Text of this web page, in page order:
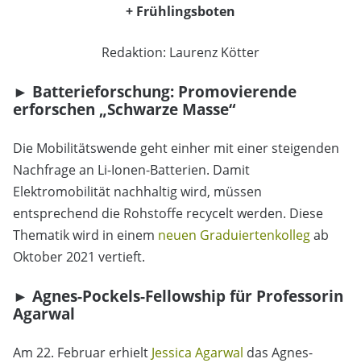
+ Frühlingsboten
Redaktion: Laurenz Kötter
► Batterieforschung: Promovierende
erforschen „Schwarze Masse“
Die Mobilitätswende geht einher mit einer steigenden
Nachfrage an Li-Ionen-Batterien. Damit
Elektromobilität nachhaltig wird, müssen
entsprechend die Rohstoffe recycelt werden. Diese
Thematik wird in einem neuen Graduiertenkollegab
Oktober 2021 vertieft.
► Agnes-Pockels-Fellowship für Professorin
Agarwal
Am 22. Februar erhielt Jessica Agarwal das Agnes-